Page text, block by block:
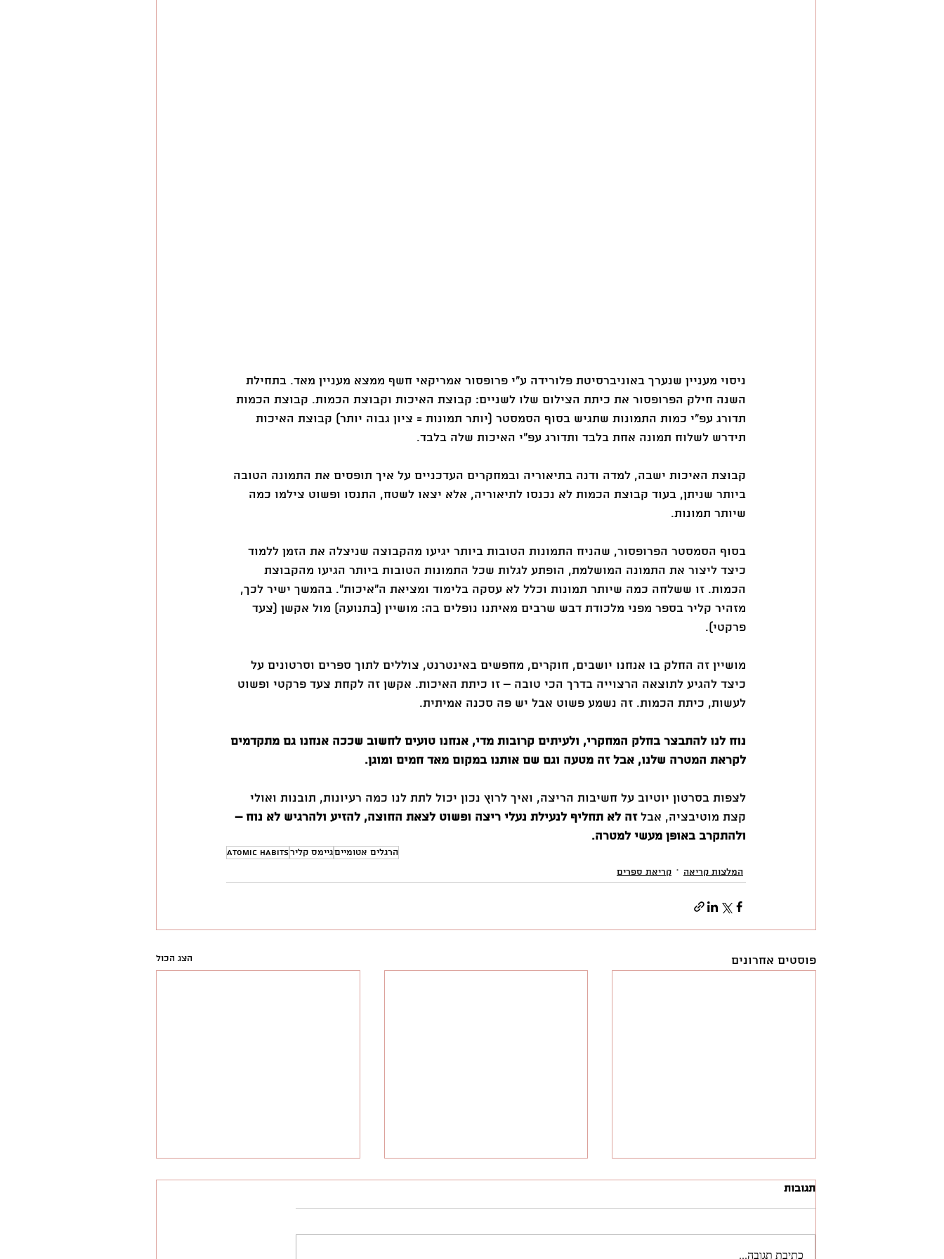
ניסוי מעניין שנערך באוניברסיטת פלורידה ע״י פרופסור אמריקאי חשף ממצא מעניין מאד. בתחילת
השנה חילק הפרופסור את כיתת הצילום שלו לשניים: קבוצת האיכות וקבוצת הכמות. קבוצת הכמות
תדורג עפ״י כמות התמונות שתגיש בסוף הסמסטר (יותר תמונות = ציון גבוה יותר) קבוצת האיכות
תידרש לשלוח תמונה אחת בלבד ותדורג עפ״י האיכות שלה בלבד.
קבוצת האיכות ישבה, למדה ודנה בתיאוריה ובמחקרים העדכניים על איך תופסים את התמונה הטובה
ביותר שניתן, בעוד קבוצת הכמות לא נכנסו לתיאוריה, אלא יצאו לשטח, התנסו ופשוט צילמו כמה
שיותר תמונות.
בסוף הסמסטר הפרופסור, שהניח התמונות הטובות ביותר יגיעו מהקבוצה שניצלה את הזמן ללמוד
כיצד ליצור את התמונה המושלמת, הופתע לגלות שכל התמונות הטובות ביותר הגיעו מהקבוצת
הכמות. זו ששלחה כמה שיותר תמונות וכלל לא עסקה בלימוד ומציאת ה״איכות״. בהמשך ישיר לכך,
מזהיר קליר בספר מפני מלכודת דבש שרבים מאיתנו נופלים בה: מושיין (בתנועה) מול אקשן (צעד
פרקטי).
מושיין זה החלק בו אנחנו יושבים, חוקרים, מחפשים באינטרנט, צוללים לתוך ספרים וסרטונים על
כיצד להגיע לתוצאה הרצוייה בדרך הכי טובה – זו כיתת האיכות. אקשן זה לקחת צעד פרקטי ופשוט
לעשות, כיתת הכמות. זה נשמע פשוט אבל יש פה סכנה אמיתית.
נוח לנו להתבצר בחלק המחקרי, ולעיתים קרובות מדי, אנחנו טועים לחשוב שככה אנחנו גם מתקדמים
לקראת המטרה שלנו, אבל זה מטעה וגם שם אותנו במקום מאד חמים ומוגן.
לצפות בסרטון יוטיוב על חשיבות הריצה, ואיך לרוץ נכון יכול לתת לנו כמה רעיונות, תובנות ואולי
קצת מוטיבציה, אבל זה לא תחליף לנעילת נעלי ריצה ופשוט לצאת החוצה, להזיע ולהרגיש לא נוח –
ולהתקרב באופן מעשי למטרה.
הרגלים אטומייםגיימס קלירatomic habits
המלצות קריאה
קריאת ספרים
פוסטים אחרונים הצג הכול
תגובות
כתיבת תגובה...